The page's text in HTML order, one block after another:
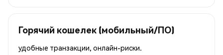
Горячий кошелек (мобильный/ПО)
удобные транзакции, онлайн-риски.